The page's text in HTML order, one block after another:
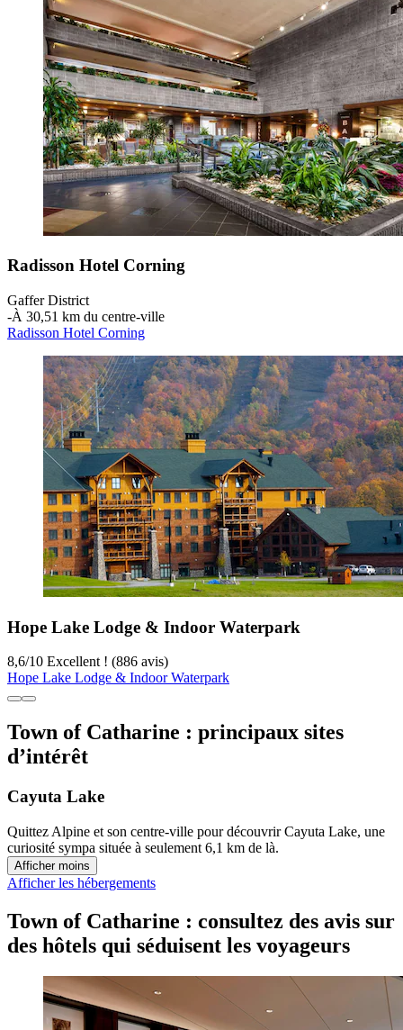
Radisson Hotel Corning
Gaffer District
‐À 30,51 km du centre-ville
Radisson Hotel Corning
Hope Lake Lodge & Indoor Waterpark
8,6/10 Excellent ! (886 avis)
Hope Lake Lodge & Indoor Waterpark
Town of Catharine : principaux sites
d’intérêt
Cayuta Lake
Quittez Alpine et son centre-ville pour découvrir Cayuta Lake, une
curiosité sympa située à seulement 6,1 km de là.
Afficher moins
Afficher les hébergements
Town of Catharine : consultez des avis sur
des hôtels qui séduisent les voyageurs